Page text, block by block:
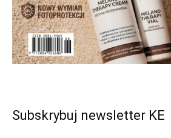
Subskrybuj newsletter KE